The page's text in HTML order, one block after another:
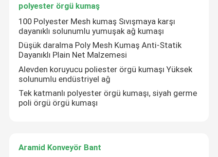
Camo malzemesi kumaş
Dikiş Aramid Teyp
polyester örgü kumaş
100 Polyester Mesh kumaş Sıvışmaya karşı
dayanıklı solunumlu yumuşak ağ kumaşı
Düşük daralma Poly Mesh Kumaş Anti-Statik
Dayanıklı Plain Net Malzemesi
Alevden koruyucu poliester örgü kumaşı Yüksek
solunumlu endüstriyel ağ
Tek katmanlı polyester örgü kumaşı, siyah germe
poli örgü örgü kumaşı
Aramid Konveyör Bant